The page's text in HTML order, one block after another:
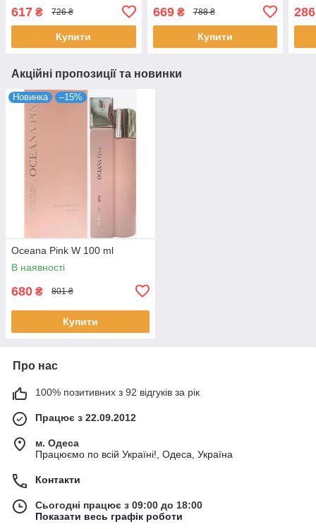
617 ₴ 726 ₴
Купити
669₴ 788 ₴
Купити
286
Акційні пропозиції та новинки
Новинка –15%
Oceana Pink W 100 ml
В наявності
680 ₴ 801 ₴
Купити
Про нас
100% позитивних з 92 відгуків за рік
Працює з 22.09.2012
м. Одеса
Працюємо по всій Україні!, Одеса, Україна
Контакти
Сьогодні працює з 09:00 до 18:00
Показати весь графік роботи